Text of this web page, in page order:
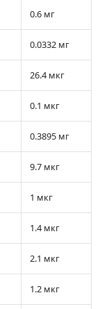
0.6 мг
0.0332 мг
26.4 мкг
0.1 мкг
0.3895 мг
9.7 мкг
1 мкг
1.4 мкг
2.1 мкг
1.2 мкг